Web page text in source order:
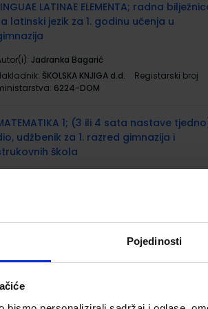
Pojedinosti
LATINAE ELEMENTA; radna
latinski jezik za 1. godinu učenja u
Jadranka Bagarić
ŠKOLSKA KNJIGA d.d.
Registarski broj
6224-DOM
1; (3 ili 4 sata nastave
udžbenik za 1. razred gimnazija i
škola
1; (3 ili 4 sata nastave tjedno),